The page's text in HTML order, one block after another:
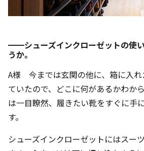
━━シューズインクローゼットの使
うか。
A様 今までは玄関の他に、箱に入れ
ていたので、どこに何があるかわか
は一目瞭然、履きたい靴をすぐに手
す。
シューズインクローゼットにはスー